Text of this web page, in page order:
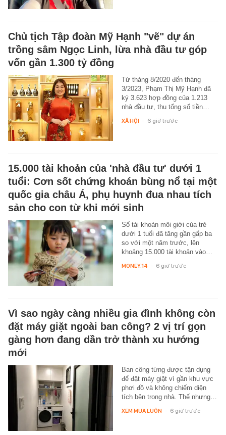
Chủ tịch Tập đoàn Mỹ Hạnh "vẽ" dự án
trồng sâm Ngọc Linh, lừa nhà đầu tư góp
vốn gần 1.300 tỷ đồng
Từ tháng 8/2020 đến tháng
3/2023, Phạm Thị Mỹ Hạnh đã
ký 3.623 hợp đồng của 1.213
nhà đầu tư, thu tổng số tiền…
XÃ HỘI - 6 giờ trước
15.000 tài khoản của 'nhà đầu tư' dưới 1
tuổi: Cơn sốt chứng khoán bùng nổ tại một
quốc gia châu Á, phụ huynh đua nhau tích
sản cho con từ khi mới sinh
Số tài khoản môi giới của trẻ
dưới 1 tuổi đã tăng gần gấp ba
so với một năm trước, lên
khoảng 15.000 tài khoản vào…
MONEY.14 - 6 giờ trước
Vì sao ngày càng nhiều gia đình không còn
đặt máy giặt ngoài ban công? 2 vị trí gọn
gàng hơn đang dần trở thành xu hướng
mới
Ban công từng được tận dụng
để đặt máy giặt vì gần khu vực
phơi đồ và không chiếm diện
tích bên trong nhà. Thế nhưng…
XEM MUA LUÔN - 6 giờ trước